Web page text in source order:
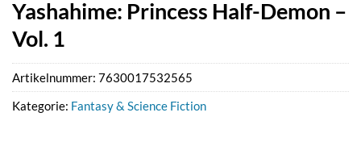
Yashahime: Princess Half-Demon –
Vol. 1
Artikelnummer: 7630017532565
Kategorie: Fantasy & Science Fiction